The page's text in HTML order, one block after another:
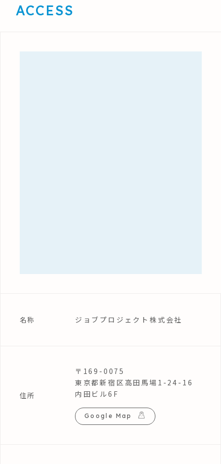
ACCESS
名称 ジョブプロジェクト株式会社
住所
〒169-0075
東京都新宿区高田馬場1-24-16
内田ビル6F
Google Map